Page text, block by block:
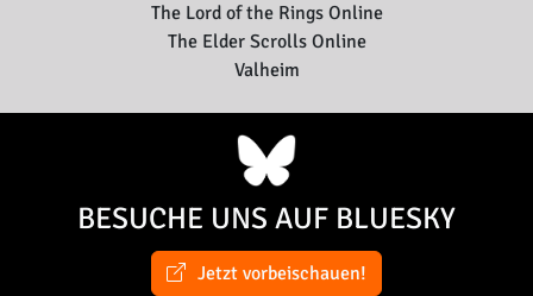
The Lord of the Rings Online
The Elder Scrolls Online
Valheim
BESUCHE UNS AUF BLUESKY
Jetzt vorbeischauen!